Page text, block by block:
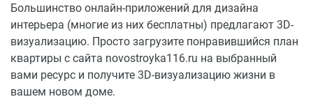
планировке можно использовать официальную
карту отражающую взаимосвязь между жилым
комплексом и ключевыми объектами городской
инфраструктуры, а также маршруты движения
транспорта.
Большинство онлайн-приложений для дизайна
интерьера (многие из них бесплатны) предлагают 3D-
визуализацию. Просто загрузите понравившийся план
квартиры с сайта novostroyka116.ru на выбранный
вами ресурс и получите 3D-визуализацию жизни в
вашем новом доме.